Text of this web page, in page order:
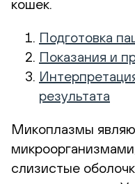
кошек.
Подготовка
Показания и
результата
Микоплазмы
слизистые